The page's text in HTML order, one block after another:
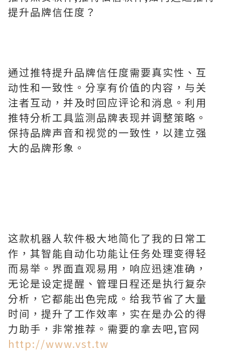
提升品牌信任度？
通过推特提升品牌信任度需要真实性、互
动性和一致性。分享有价值的内容，与关
注者互动，并及时回应评论和消息。利用
推特分析工具监测品牌表现并调整策略。
保持品牌声音和视觉的一致性，以建立强
大的品牌形象。
这款机器人软件极大地简化了我的日常工
作，其智能自动化功能让任务处理变得轻
而易举。界面直观易用，响应迅速准确，
无论是设定提醒、管理日程还是执行复杂
分析，它都能出色完成。给我节省了大量
时间，提升了工作效率，实在是办公的得
力助手，非常推荐。需要的拿去吧,官网
http://www.vst.tw